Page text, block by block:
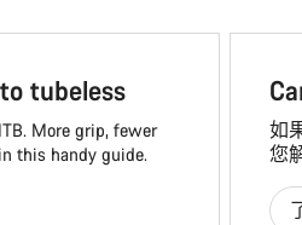
tubeless
More grip, fewer
this handy guide.
如
您